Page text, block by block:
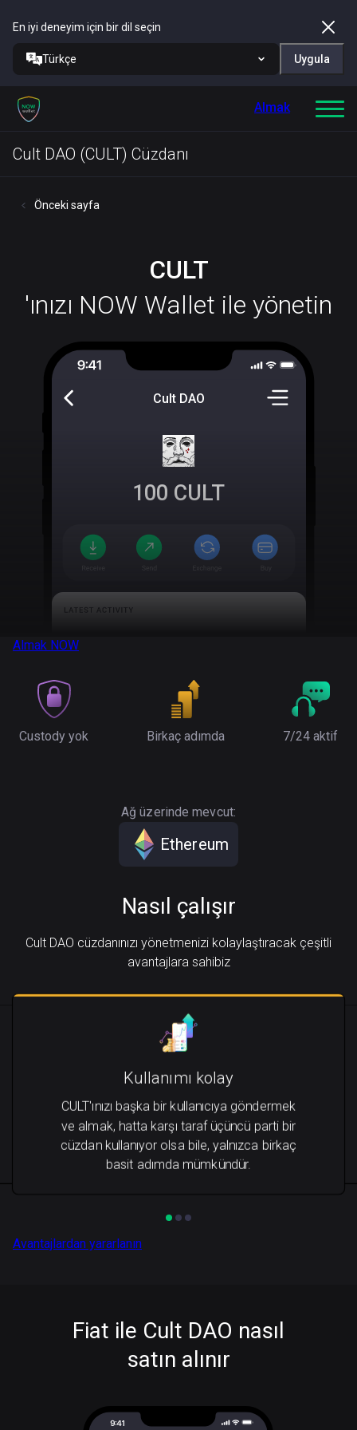
En iyi deneyim için bir dil seçin
Türkçe Uygula
Almak
Cult DAO (CULT) Cüzdanı
Önceki sayfa
CULT
'ınızı NOW Wallet ile yönetin
Cult DAO
100 CULT
Almak NOW
Custody yok Birkaç adımda 7/24 aktif
Ağ üzerinde mevcut:
Ethereum
Nasıl çalışır
Cult DAO cüzdanınızı yönetmenizi kolaylaştıracak çeşitli
avantajlara sahibiz
Kullanımı kolay
CULT'ınızı başka bir kullanıcıya göndermek
ve almak, hatta karşı taraf üçüncü parti bir
cüzdan kullanıyor olsa bile, yalnızca birkaç
basit adımda mümkündür.
Avantajlardan yararlanın
Fiat ile Cult DAO nasıl
satın alınır